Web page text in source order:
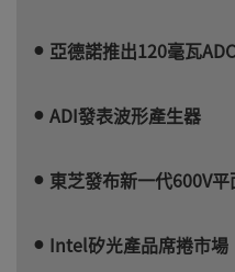
亞德諾推出120毫瓦
ADI發表波形產生器
東芝發布新一代600V
Intel矽光產品席捲市場